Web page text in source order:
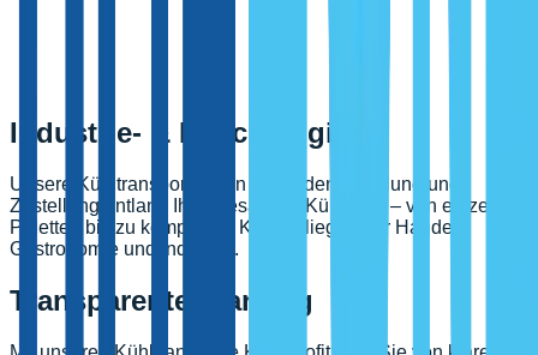
Industrie- & Frischelogistik
Unsere Kühltransporte Köln verbinden Abholung und
Zustellung entlang Ihrer gesamten Kühlkette – von einzelnen
Paletten bis zu kompletten Kühlaufliegern für Handel,
Gastronomie und Industrie.
Transparente Planung